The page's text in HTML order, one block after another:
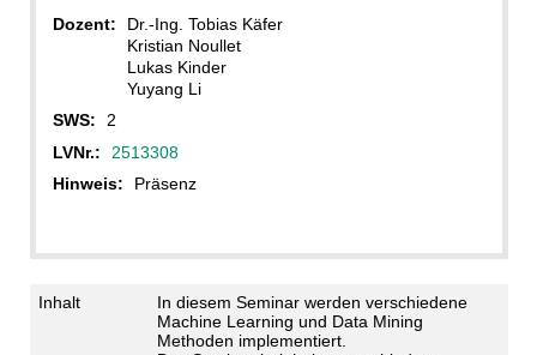
Dozent:
Dr.-Ing. Tobias Käfer
Kristian Noullet
Lukas Kinder
Yuyang Li
SWS:
2
LVNr.:
2513308
Hinweis:
Präsenz
Inhalt
In diesem Seminar werden verschiedene
Machine Learning und Data Mining
Methoden implementiert.